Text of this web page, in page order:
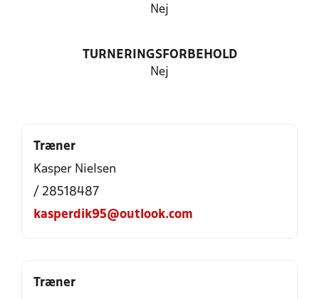
Nej
TURNERINGSFORBEHOLD
Nej
Træner
Kasper Nielsen
/ 28518487
kasperdik95@outlook.com
Træner